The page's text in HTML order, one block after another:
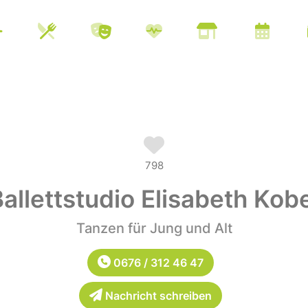
798
Elisabeth
Tanzen für Jung und Alt
0676 / 312 46 47
Nachricht schreiben